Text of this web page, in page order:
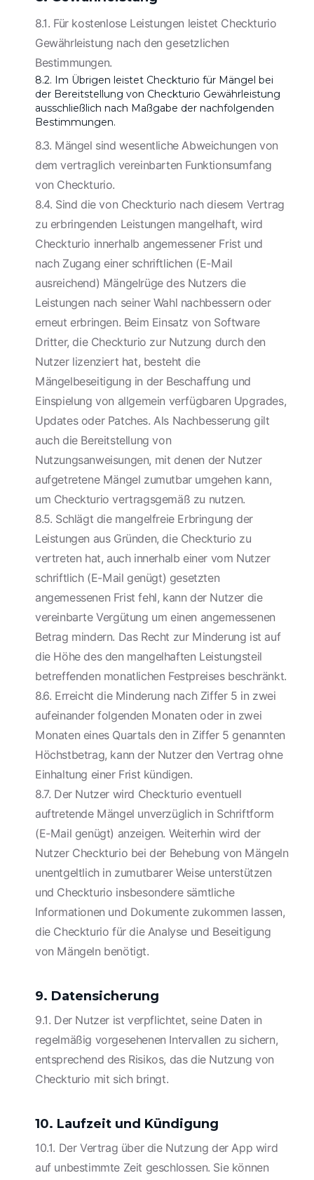
8.1. Für kostenlose Leistungen leistet Checkturio
Gewährleistung nach den gesetzlichen
Bestimmungen.
8.2. Im Übrigen leistet Checkturio für Mängel bei
der Bereitstellung von Checkturio Gewährleistung
ausschließlich nach Maßgabe der nachfolgenden
Bestimmungen.
8.3. Mängel sind wesentliche Abweichungen von
dem vertraglich vereinbarten Funktionsumfang
von Checkturio.
8.4. Sind die von Checkturio nach diesem Vertrag
zu erbringenden Leistungen mangelhaft, wird
Checkturio innerhalb angemessener Frist und
nach Zugang einer schriftlichen (E-Mail
ausreichend) Mängelrüge des Nutzers die
Leistungen nach seiner Wahl nachbessern oder
erneut erbringen. Beim Einsatz von Software
Dritter, die Checkturio zur Nutzung durch den
Nutzer lizenziert hat, besteht die
Mängelbeseitigung in der Beschaffung und
Einspielung von allgemein verfügbaren Upgrades,
Updates oder Patches. Als Nachbesserung gilt
auch die Bereitstellung von
Nutzungsanweisungen, mit denen der Nutzer
aufgetretene Mängel zumutbar umgehen kann,
um Checkturio vertragsgemäß zu nutzen.
8.5. Schlägt die mangelfreie Erbringung der
Leistungen aus Gründen, die Checkturio zu
vertreten hat, auch innerhalb einer vom Nutzer
schriftlich (E-Mail genügt) gesetzten
angemessenen Frist fehl, kann der Nutzer die
vereinbarte Vergütung um einen angemessenen
Betrag mindern. Das Recht zur Minderung ist auf
die Höhe des den mangelhaften Leistungsteil
betreffenden monatlichen Festpreises beschränkt.
8.6. Erreicht die Minderung nach Ziffer 5 in zwei
aufeinander folgenden Monaten oder in zwei
Monaten eines Quartals den in Ziffer 5 genannten
Höchstbetrag, kann der Nutzer den Vertrag ohne
Einhaltung einer Frist kündigen.
8.7. Der Nutzer wird Checkturio eventuell
auftretende Mängel unverzüglich in Schriftform
(E-Mail genügt) anzeigen. Weiterhin wird der
Nutzer Checkturio bei der Behebung von Mängeln
unentgeltlich in zumutbarer Weise unterstützen
und Checkturio insbesondere sämtliche
Informationen und Dokumente zukommen lassen,
die Checkturio für die Analyse und Beseitigung
von Mängeln benötigt.
9. Datensicherung
9.1. Der Nutzer ist verpflichtet, seine Daten in
regelmäßig vorgesehenen Intervallen zu sichern,
entsprechend des Risikos, das die Nutzung von
Checkturio mit sich bringt.
10. Laufzeit und Kündigung
10.1. Der Vertrag über die Nutzung der App wird
auf unbestimmte Zeit geschlossen. Sie können